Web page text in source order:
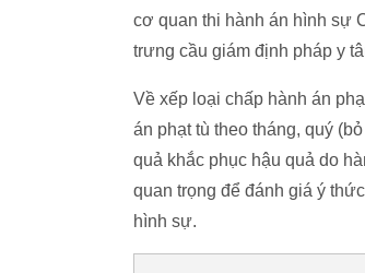
cơ quan thi hành án hình sự
trưng cầu giám định pháp y
Về xếp loại chấp hành án
án phạt tù theo tháng, quý
quả khắc phục hậu quả do
quan trọng để đánh giá ý
hình sự.